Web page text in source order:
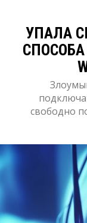
УПАЛА
свободно